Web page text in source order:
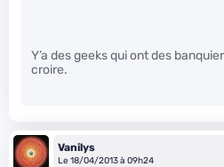
Y’a des geeks qui ont des
croire.
Vanilys
Le 18/04/2013 à 09h24